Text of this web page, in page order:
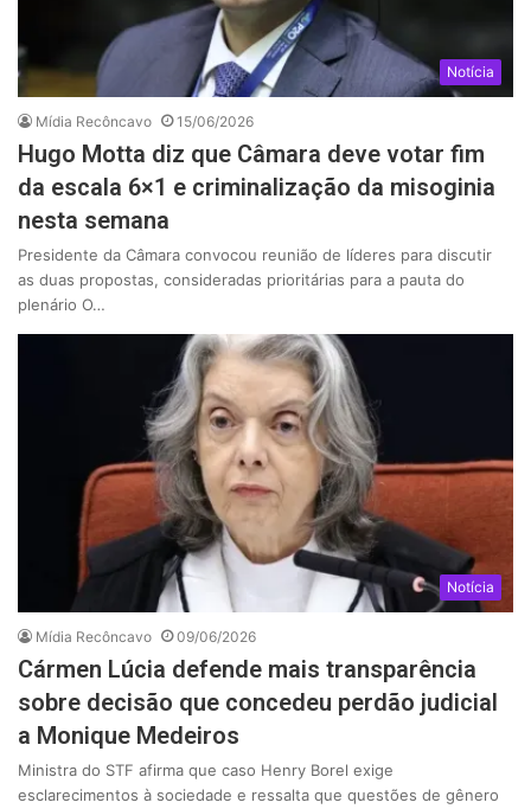
Notícia
Mídia Recôncavo 15/06/2026
Hugo Motta diz que Câmara deve votar fim
da escala 6×1 e criminalização da misoginia
nesta semana
Presidente da Câmara convocou reunião de líderes para discutir
as duas propostas, consideradas prioritárias para a pauta do
plenário O…
Notícia
Mídia Recôncavo 09/06/2026
Cármen Lúcia defende mais transparência
sobre decisão que concedeu perdão judicial
a Monique Medeiros
Ministra do STF afirma que caso Henry Borel exige
esclarecimentos à sociedade e ressalta que questões de gênero